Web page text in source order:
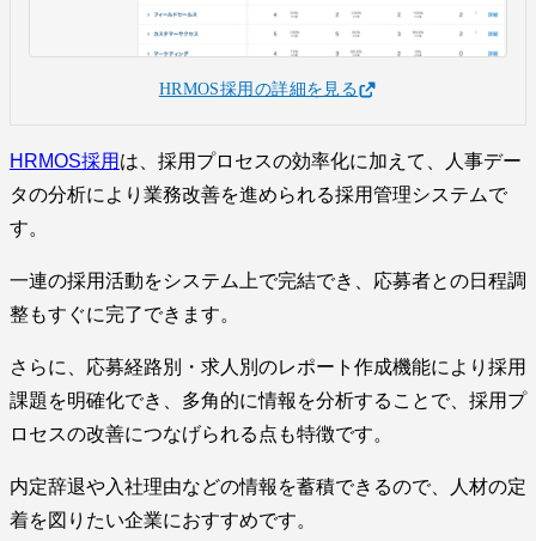
HRMOS採用の詳細を見る
HRMOS採用 は、採用プロセスの効率化に加えて、人事デー
タの分析により業務改善を進められる採用管理システムで
す。
一連の採用活動をシステム上で完結でき、応募者との日程調
整もすぐに完了できます。
さらに、応募経路別・求人別のレポート作成機能により採用
課題を明確化でき、多角的に情報を分析することで、採用プ
ロセスの改善につなげられる点も特徴です。
内定辞退や入社理由などの情報を蓄積できるので、人材の定
着を図りたい企業におすすめです。